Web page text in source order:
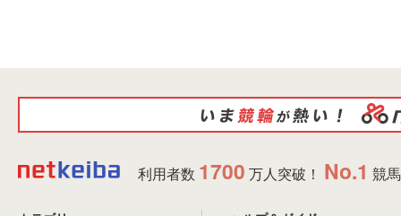
利用者数 1700 万人突破！ No.1 競